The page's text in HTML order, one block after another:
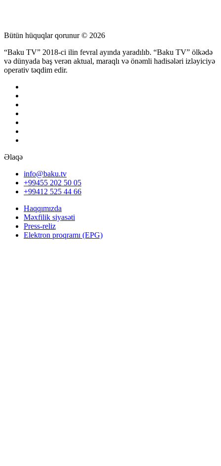
Bütün hüquqlar qorunur © 2026
“Baku TV” 2018-ci ilin fevral ayında yaradılıb. “Baku TV” ölkədə
və dünyada baş verən aktual, maraqlı və önəmli hadisələri izləyiciyə
operativ təqdim edir.
Əlaqə
info@baku.tv
+99455 202 50 05
+99412 525 44 66
Haqqımızda
Məxfilik siyasəti
Press-reliz
Elektron proqramı (EPG)